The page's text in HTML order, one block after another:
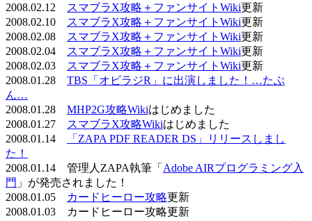
2008.02.12
スマブラX攻略＋ファンサイトWiki更新
2008.02.10
スマブラX攻略＋ファンサイトWiki更新
2008.02.08
スマブラX攻略＋ファンサイトWiki更新
2008.02.04
スマブラX攻略＋ファンサイトWiki更新
2008.02.03
スマブラX攻略＋ファンサイトWiki更新
2008.01.28 TBS「オビラジR」に出演しました！…たぶ
ん…
2008.01.28 MHP2G攻略Wikiはじめました
2008.01.27
スマブラX攻略Wikiはじめました
2008.01.14
「ZAPA PDF READER DS」リリースしまし
た！
2008.01.14 管理人ZAPA執筆「 Adobe AIRプログラミング入
門 」が発売されました！
2008.01.05
カードヒーロー攻略更新
2008.01.03 カードヒーロー攻略更新